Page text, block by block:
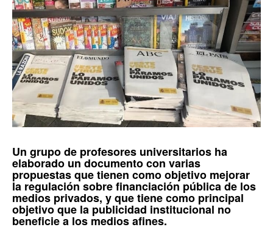
Un grupo de profesores universitarios ha
elaborado un documento con varias
propuestas que tienen como objetivo mejorar
la regulación sobre financiación pública de los
medios privados, y que tiene como principal
objetivo que la publicidad institucional no
beneficie a los medios afines.